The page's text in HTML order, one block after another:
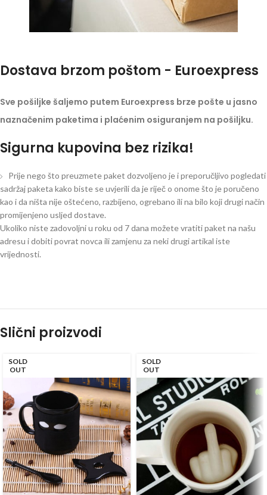
Dostava brzom poštom - Euroexpress
Sve pošiljke šaljemo putem Euroexpress brze pošte u jasno
naznačenim paketima i plaćenim osiguranjem na pošiljku.
Sigurna kupovina bez rizika!
Prije nego što preuzmete paket dozvoljeno je i preporučljivo pogledati
sadržaj paketa kako biste se uvjerili da je riječ o onome što je poručeno
kao i da ništa nije oštećeno, razbijeno, ogrebano ili na bilo koji drugi način
promijenjeno usljed dostave.
Ukoliko niste zadovoljni u roku od 7 dana možete vratiti paket na našu
adresu i dobiti povrat novca ili zamjenu za neki drugi artikal iste
vrijednosti.
Slični proizvodi
SOLD
OUT
SOLD
OUT